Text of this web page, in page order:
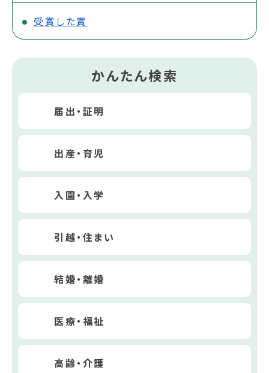
受賞した賞
かんたん検索
届出・証明
出産・育児
入園・入学
引越・住まい
結婚・離婚
医療・福祉
高齢・介護